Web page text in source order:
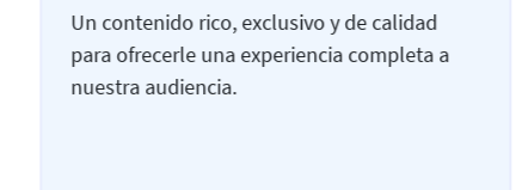
Un contenido rico, exclusivo y de calidad
para ofrecerle una experiencia completa a
nuestra audiencia.